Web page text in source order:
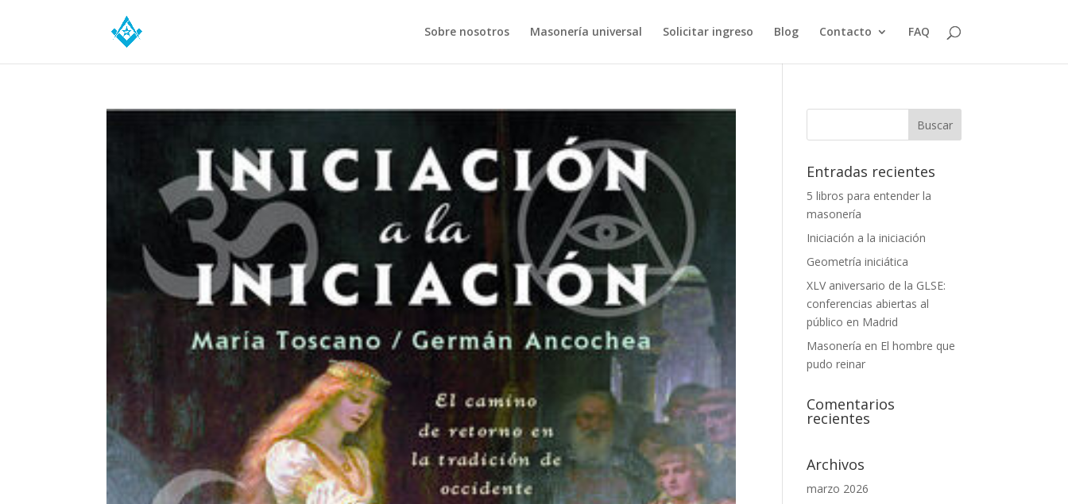
Sobre nosotros Masonería universal Solicitar ingreso Blog Contacto FAQ
Entradas recientes
5 libros para entender la
masonería
Iniciación a la iniciación
Geometría iniciática
XLV aniversario de la GLSE:
conferencias abiertas al
público en Madrid
Masonería en El hombre que
pudo reinar
Comentarios
recientes
Archivos
marzo 2026